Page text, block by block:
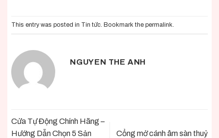
This entry was posted in Tin tức. Bookmark the permalink.
NGUYEN THE ANH
Cửa Tự Động Chính Hãng –
Hướng Dẫn Chọn 5 Sản
Cổng mở cánh âm sàn thuỷ